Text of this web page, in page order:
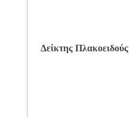
Δείκτης Πλακοειδούς